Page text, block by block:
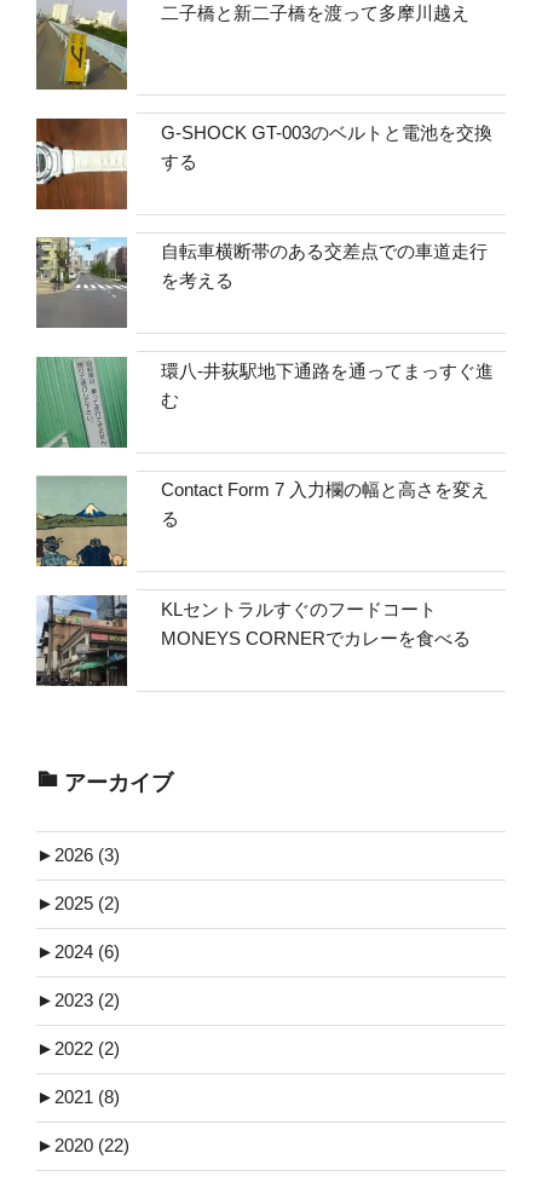
二子橋と新二子橋を渡って多摩川越え
G-SHOCK GT-003のベルトと電池を交換
する
自転車横断帯のある交差点での車道走行
を考える
環八-井荻駅地下通路を通ってまっすぐ進
む
Contact Form 7 入力欄の幅と高さを変え
る
KLセントラルすぐのフードコート
MONEYS CORNERでカレーを食べる
アーカイブ
► 2026 (3)
► 2025 (2)
► 2024 (6)
► 2023 (2)
► 2022 (2)
► 2021 (8)
► 2020 (22)